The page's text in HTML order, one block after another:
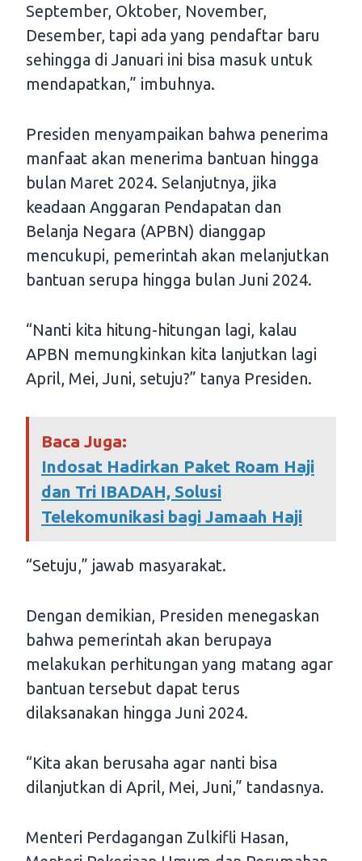
September, Oktober, November,
Desember, tapi ada yang pendaftar baru
sehingga di Januari ini bisa masuk untuk
mendapatkan,” imbuhnya.
Presiden menyampaikan bahwa penerima
manfaat akan menerima bantuan hingga
bulan Maret 2024. Selanjutnya, jika
keadaan Anggaran Pendapatan dan
Belanja Negara (APBN) dianggap
mencukupi, pemerintah akan melanjutkan
bantuan serupa hingga bulan Juni 2024.
“Nanti kita hitung-hitungan lagi, kalau
APBN memungkinkan kita lanjutkan lagi
April, Mei, Juni, setuju?” tanya Presiden.
Baca Juga:
Indosat Hadirkan Paket Roam Haji
dan Tri IBADAH, Solusi
Telekomunikasi bagi Jamaah Haji
“Setuju,” jawab masyarakat.
Dengan demikian, Presiden menegaskan
bahwa pemerintah akan berupaya
melakukan perhitungan yang matang agar
bantuan tersebut dapat terus
dilaksanakan hingga Juni 2024.
“Kita akan berusaha agar nanti bisa
dilanjutkan di April, Mei, Juni,” tandasnya.
Menteri Perdagangan Zulkifli Hasan,